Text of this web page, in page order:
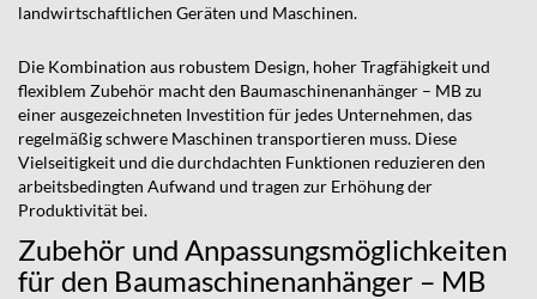
landwirtschaftlichen Geräten und Maschinen.
Die Kombination aus robustem Design, hoher Tragfähigkeit und
flexiblem Zubehör macht den Baumaschinenanhänger – MB zu
einer ausgezeichneten Investition für jedes Unternehmen, das
regelmäßig schwere Maschinen transportieren muss. Diese
Vielseitigkeit und die durchdachten Funktionen reduzieren den
arbeitsbedingten Aufwand und tragen zur Erhöhung der
Produktivität bei.
Zubehör und Anpassungsmöglichkeiten
für den Baumaschinenanhänger – MB